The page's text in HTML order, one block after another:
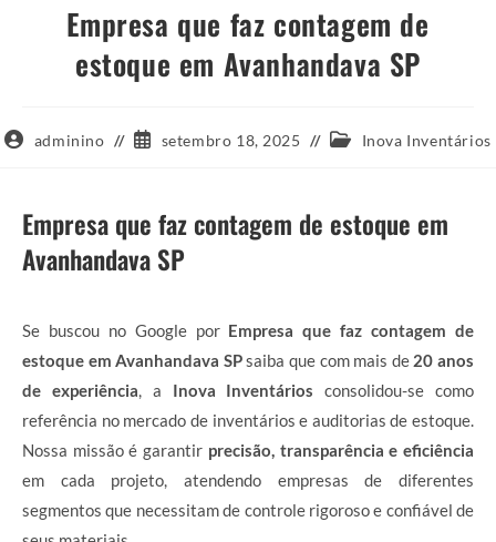
Empresa que faz contagem de
estoque em Avanhandava SP
Autoradminino
Postsetembro 18, 2025
Categoria
Inova Inventários
Empresa que faz contagem de estoque em
Avanhandava SP
Se buscou no Google por Empresa que faz contagem de
estoque em Avanhandava SPsaiba que com mais de 20 anos
de experiência , a Inova Inventários consolidou-se como
referência no mercado de inventários e auditorias de estoque.
Nossa missão é garantir precisão, transparência e eficiência
em cada projeto, atendendo empresas de diferentes
segmentos que necessitam de controle rigoroso e confiável de